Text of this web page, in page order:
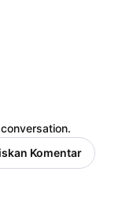
Komentar